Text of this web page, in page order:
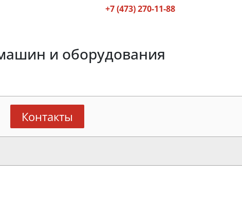
+7 (473) 270-11-88
и оборудования
Контакты